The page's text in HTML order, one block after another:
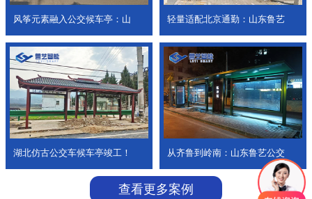
风筝元素融入公交候车亭：山 轻量适配北京通勤：山东鲁艺
湖北仿古公交车候车亭竣工！ 从齐鲁到岭南：山东鲁艺公交
查看更多案例